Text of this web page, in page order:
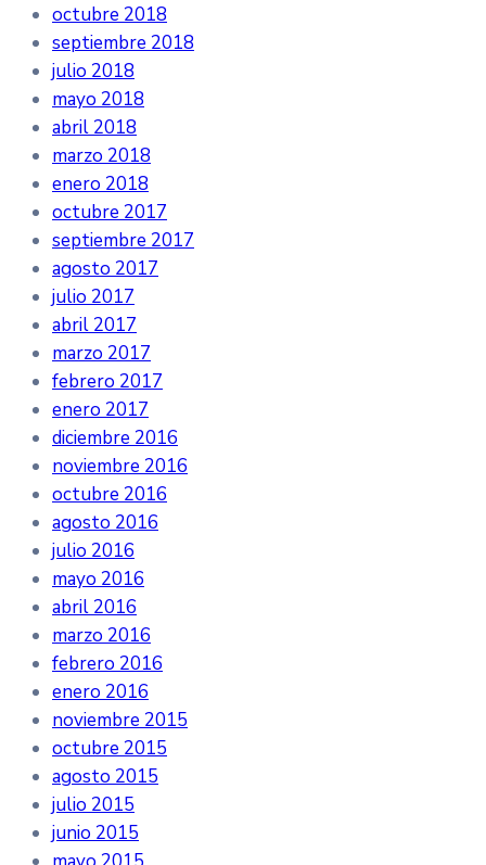
octubre 2018
septiembre 2018
julio 2018
mayo 2018
abril 2018
marzo 2018
enero 2018
octubre 2017
septiembre 2017
agosto 2017
julio 2017
abril 2017
marzo 2017
febrero 2017
enero 2017
diciembre 2016
noviembre 2016
octubre 2016
agosto 2016
julio 2016
mayo 2016
abril 2016
marzo 2016
febrero 2016
enero 2016
noviembre 2015
octubre 2015
agosto 2015
julio 2015
junio 2015